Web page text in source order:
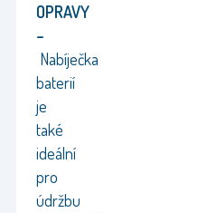
OPRAVY
–
Nabíječka
baterií
je
také
ideální
pro
údržbu